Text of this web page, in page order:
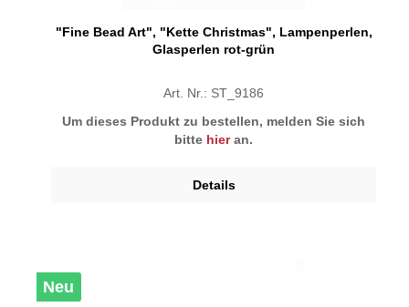
"Fine Bead Art", "Kette Christmas", Lampenperlen,
Glasperlen rot-grün
Art. Nr.: ST_9186
Um dieses Produkt zu bestellen, melden Sie sich
bitte hieran.
Details
Neu